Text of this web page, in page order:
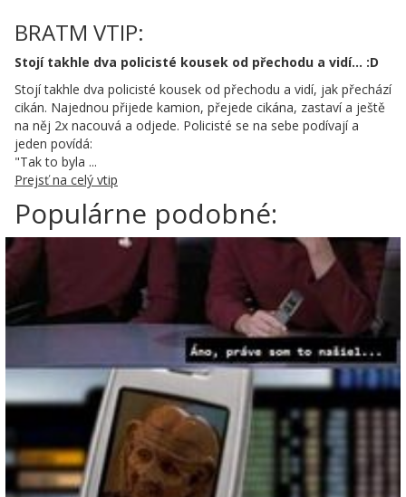
BRATM VTIP:
Stojí takhle dva policisté kousek od přechodu a vidí... :D
Stojí takhle dva policisté kousek od přechodu a vidí, jak přechází
cikán. Najednou přijede kamion, přejede cikána, zastaví a ještě
na něj 2x nacouvá a odjede. Policisté se na sebe podívají a
jeden povídá:
"Tak to byla ...
Prejsť na celý vtip
Populárne podobné: